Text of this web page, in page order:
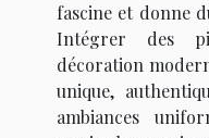
fascine et donne
Intégrer des
décoration
unique,
ambiances